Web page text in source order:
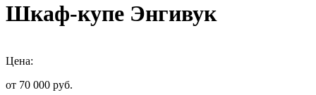
Шкаф-купе Энгивук
Цена:
от 70 000 руб.